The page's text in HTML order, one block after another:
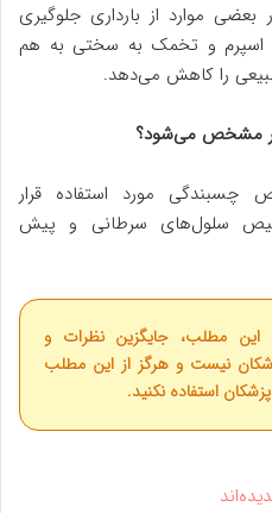
موارد از بارداری جلوگیری
اسپرم و تخمک به سختی به هم
را کاهش می‌دهد.
مورد استفاده قرار
سلول‌های سرطانی و پیش
این مطلب، جایگزین نظرات و
نیست و هرگز از این مطلب
استفاده نکنید.